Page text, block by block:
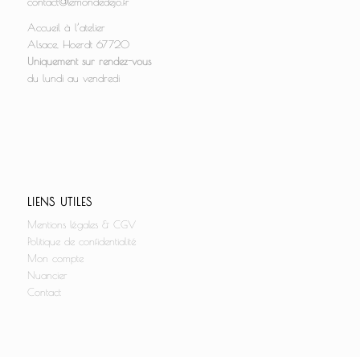
Accueil à l’atelier
Alsace, Hoerdt 67720
Uniquement sur rendez-vous
du lundi au vendredi
LIENS UTILES
Mentions légales & CGV
Politique de confidentialité
Mon compte
Nuancier
Contact